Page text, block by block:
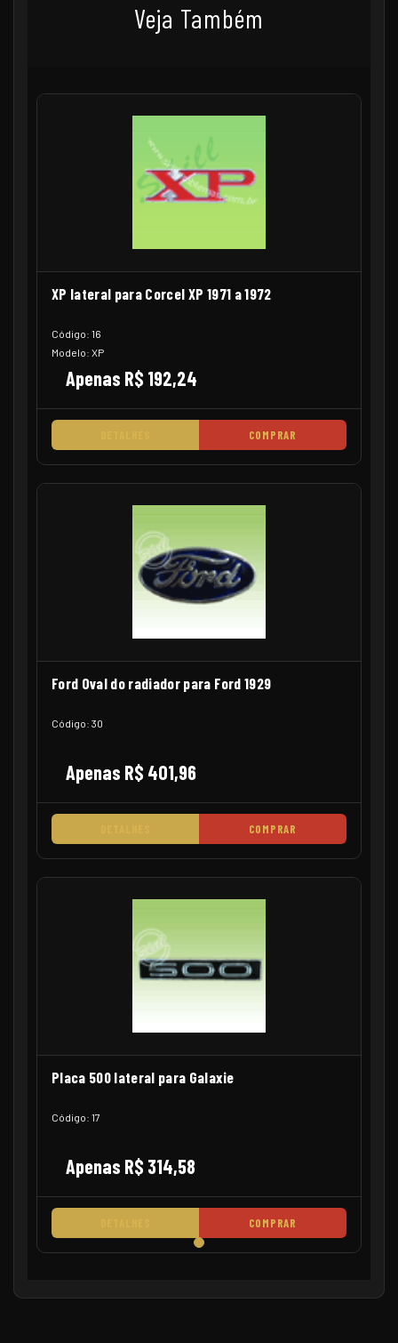
Veja Também
XP lateral para Corcel XP 1971 a 1972
Código: 16
Modelo: XP
Apenas R$ 192,24
COMPRAR
Ford Oval do radiador para Ford 1929
Código: 30
Apenas R$ 401,96
COMPRAR
Placa 500 lateral para Galaxie
Código: 17
Apenas R$ 314,58
COMPRAR